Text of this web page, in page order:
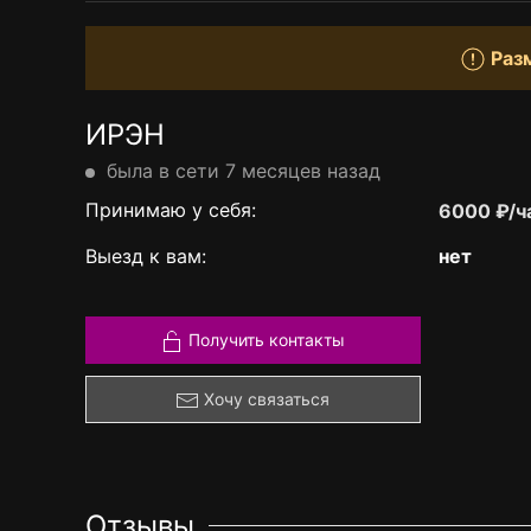
ИРЭН
была в сети 7 месяцев назад
Принимаю у себя:
6000 ₽/
Выезд к вам:
нет
Получить контакты
Хочу связаться